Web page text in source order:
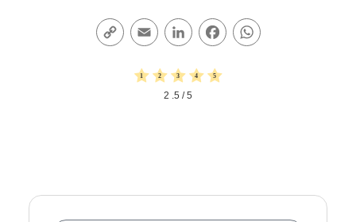
WhatsApp
Facebook
LinkedIn
Email
5
/ 5.
2